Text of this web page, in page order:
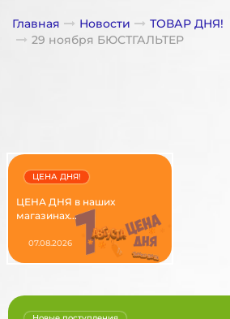
Главная Новости
ТОВАР ДНЯ!
29 ноября БЮСТГАЛЬТЕР
ЦЕНА ДНЯ в наших
магазинах...
ЦЕНА ДНЯ!
07.08.2026